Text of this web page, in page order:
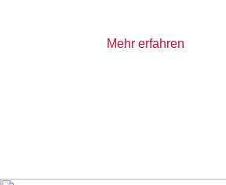
Mehr erfahren